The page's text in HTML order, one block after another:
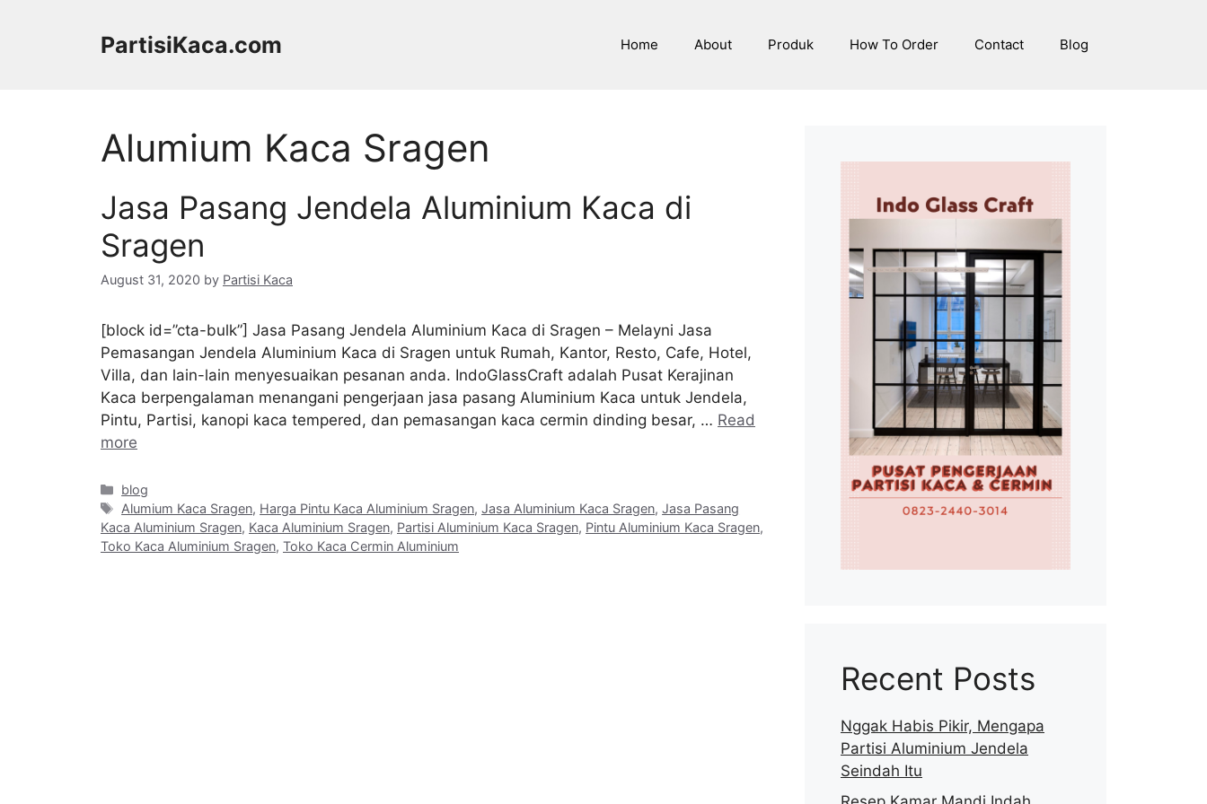
PartisiKaca.com Home About Produk How To Order Contact Blog
Alumium Kaca Sragen
Jasa Pasang Jendela Aluminium Kaca di
Sragen
August 31, 2020 by Partisi Kaca
[block id=”cta-bulk”] Jasa Pasang Jendela Aluminium Kaca di Sragen – Melayni Jasa
Pemasangan Jendela Aluminium Kaca di Sragen untuk Rumah, Kantor, Resto, Cafe, Hotel,
Villa, dan lain-lain menyesuaikan pesanan anda. IndoGlassCraft adalah Pusat Kerajinan
Kaca berpengalaman menangani pengerjaan jasa pasang Aluminium Kaca untuk Jendela,
Pintu, Partisi, kanopi kaca tempered, dan pemasangan kaca cermin dinding besar, … Read
more
Categories
blog
Tags
Alumium Kaca Sragen, Harga Pintu Kaca Aluminium Sragen,Jasa Aluminium Kaca Sragen,Jasa Pasang
Kaca Aluminium Sragen, Kaca Aluminium Sragen, Partisi Aluminium Kaca Sragen, Pintu Aluminium Kaca Sragen,
Toko Kaca Aluminium Sragen, Toko Kaca Cermin Aluminium
Recent Posts
Nggak Habis Pikir, Mengapa
Partisi Aluminium Jendela
Seindah Itu